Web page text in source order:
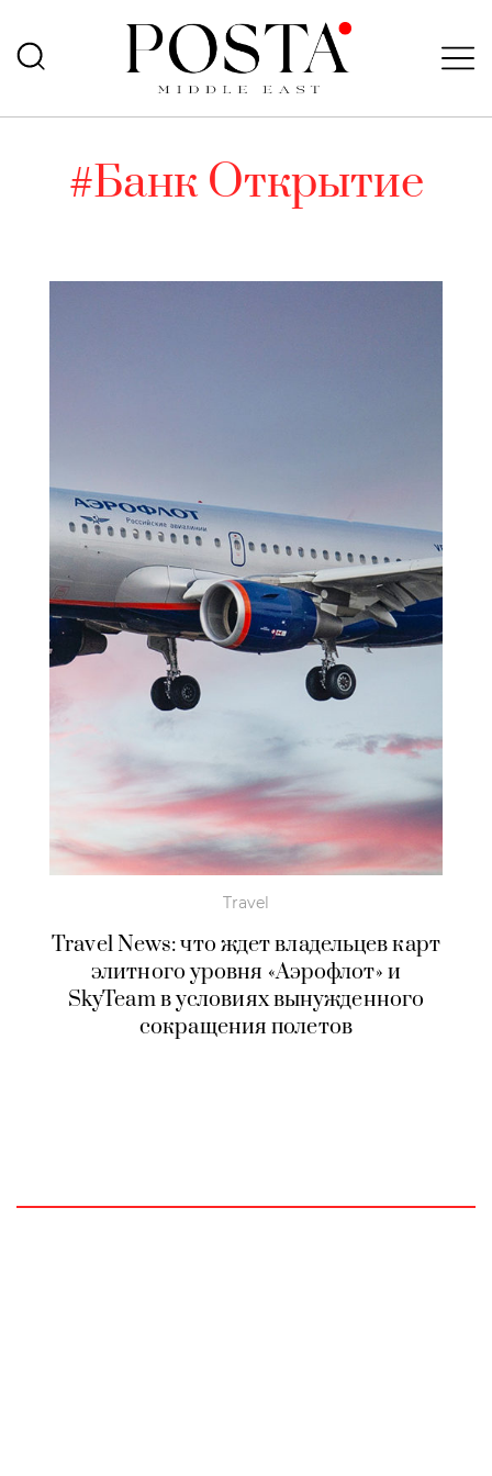
#Банк Открытие
Travel
Travel News: что ждет владельцев карт
элитного уровня «Аэрофлот» и
SkyTeam в условиях вынужденного
сокращения полетов